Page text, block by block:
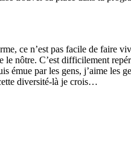
ce n’est pas facile de faire
nôtre. C’est difficilement
émue par les gens, j’aime les
diversité-là je crois…